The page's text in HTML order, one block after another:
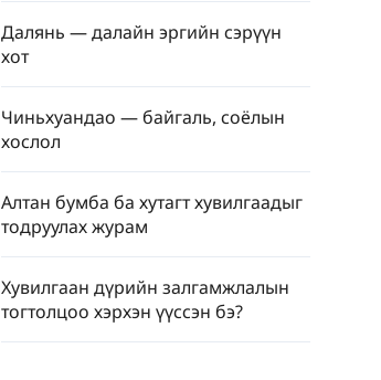
Далянь — далайн эргийн сэрүүн
хот
Чиньхуандао — байгаль, соёлын
хослол
Алтан бумба ба хутагт хувилгаадыг
тодруулах журам
Хувилгаан дүрийн залгамжлалын
тогтолцоо хэрхэн үүссэн бэ?